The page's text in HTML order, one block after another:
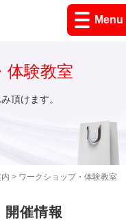
Menu
> ワークショップ・体験教室
体験教室
頂けます。
開催情報